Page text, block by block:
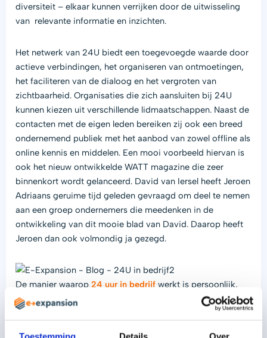
diversiteit – elkaar kunnen verrijken door de uitwisseling
van relevante informatie en inzichten.
Het netwerk van 24U biedt een toegevoegde waarde door
actieve verbindingen, het organiseren van ontmoetingen,
het faciliteren van de dialoog en het vergroten van
zichtbaarheid. Organisaties die zich aansluiten bij 24U
kunnen kiezen uit verschillende lidmaatschappen. Naast de
contacten met de eigen leden bereiken zij ook een breed
ondernemend publiek met het aanbod van zowel offline als
online kennis en middelen. Een mooi voorbeeld hiervan is
ook het nieuw ontwikkelde WATT magazine die zeer
binnenkort wordt gelanceerd. David van Iersel heeft Jeroen
Adriaans geruime tijd geleden gevraagd om deel te nemen
aan een groep ondernemers die meedenken in de
ontwikkeling van dit mooie blad van David. Daarop heeft
Jeroen dan ook volmondig ja gezegd.
De manier waarop 24 uur in bedrijf werkt is persoonlijk,
oprecht, pionierend, een tikje brutaal en altijd mèt inhoud.
24 uur in Bedrijf & E-Expansion